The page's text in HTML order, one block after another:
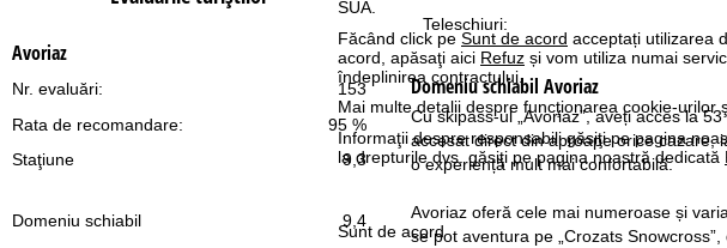
SUA.
Făcând click pe Sunt de acord acceptați utilizarea
acord, apăsaţi aici Refuz și vom utiliza numai
îndeplinirea contractului.
Mai multe detalii despre funcţionarea cookie-
Informaţii despre responsabili găsiţi pe pagina
la drepturile dvs. găsiţi pe pagina noastră dedicată
Sunt de acord
Avoriaz
153
Nr. evaluări:
95 %
Rata de recomandare:
Staţiune
9,3
Domeniu schiabil 9,4
Teleschiuri:
Domeniu schiabil Avoriaz
Cu skipass-ul „Avoriaz”, aveți acces la
accesat direct din aproape orice cazare,
o experiență mult mai confortabilă.
Avoriaz oferă cele mai numeroase și
se pot aventura pe „Crozats